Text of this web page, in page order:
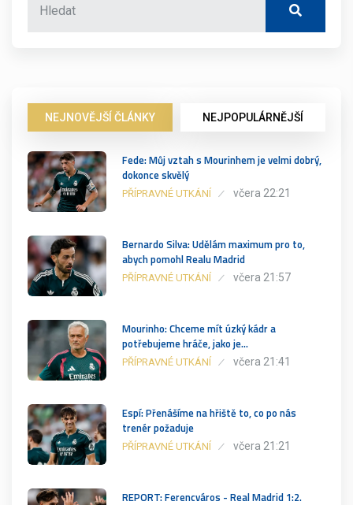
NEJNOVĚJŠÍ ČLÁNKY NEJPOPULÁRNĚJŠÍ
Fede: Můj vztah s Mourinhem je velmi dobrý,
dokonce skvělý
PŘÍPRAVNÉ UTKÁNÍ včera 22:21
Bernardo Silva: Udělám maximum pro to,
abych pomohl Realu Madrid
PŘÍPRAVNÉ UTKÁNÍ včera 21:57
Mourinho: Chceme mít úzký kádr a
potřebujeme hráče, jako je…
PŘÍPRAVNÉ UTKÁNÍ včera 21:41
Espí: Přenášíme na hřiště to, co po nás
trenér požaduje
PŘÍPRAVNÉ UTKÁNÍ včera 21:21
REPORT: Ferencváros - Real Madrid 1:2.